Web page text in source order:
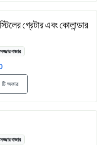
গ্রেটার এবং কোলান্ডার
বাজার
অফার
বাজার